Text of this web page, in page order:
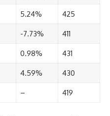
5.24% 425
-7.73% 411
0.98% 431
4.59% 430
– 419